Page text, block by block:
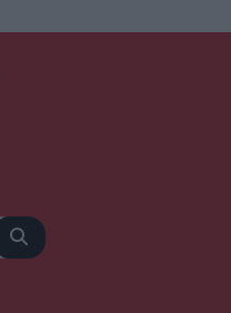
Szukaj